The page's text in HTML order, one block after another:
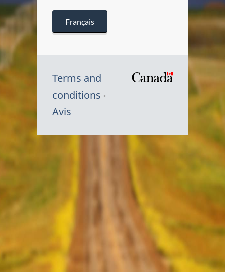
Français
Terms and
conditions
Avis
Symbole
Canada